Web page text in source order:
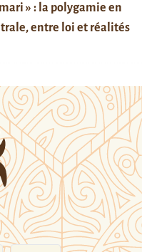
» : la polygamie en
entre loi et réalités